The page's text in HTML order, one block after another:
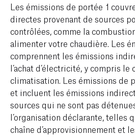
Les émissions de portée 1
directes provenant de sources
contrôlées, comme la
alimenter votre chaudière. Les
comprennent les émissions
l’achat d’électricité, y compris le
climatisation. Les émissions de
et incluent les émissions
sources qui ne sont pas
l’organisation déclarante, telles
chaîne d’approvisionnement et